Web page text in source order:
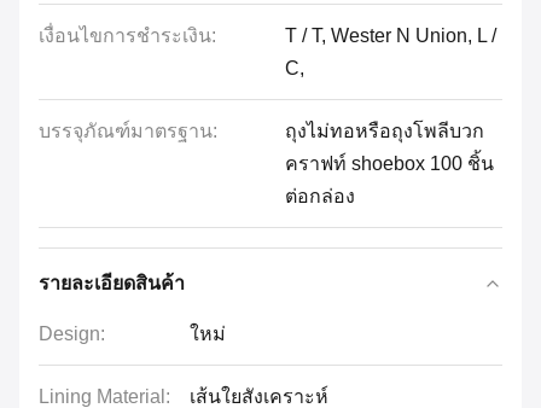
เงื่อนไขการชำระเงิน:
T / T, Wester N Union, L /
C,
บรรจุภัณฑ์มาตรฐาน:
ถุงไม่ทอหรือถุงโพลีบวก
คราฟท์ shoebox 100 ชิ้น
ต่อกล่อง
รายละเอียดสินค้า
Design: ใหม่
Lining Material: เส้นใยสังเคราะห์